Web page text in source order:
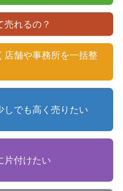
れるの？
店舗や事務所を一括整
しでも高く売りたい
片付けたい